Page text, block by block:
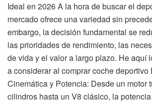
Ideal en 2026 A la hora de buscar el
mercado ofrece una variedad sin
embargo, la decisión fundamental se
las prioridades de rendimiento, las
de vida y el valor a largo plazo. He aquí
a considerar al comprar coche
Cinemática y Potencia: Desde un motor
cilindros hasta un V8 clásico, la